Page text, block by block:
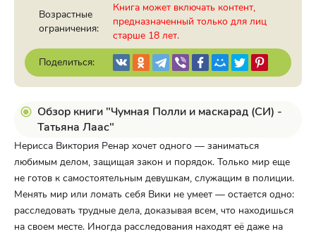
Возрастные
ограничения:
Книга может включать контент,
предназначенный только для лиц
старше 18 лет.
Поделиться:
Обзор книги "Чумная Полли и маскарад (СИ) -
Татьяна Лаас"
Нерисса Виктория Ренар хочет одного — заниматься
любимым делом, защищая закон и порядок. Только мир еще
не готов к самостоятельным девушкам, служащим в полиции.
Менять мир или ломать себя Вики не умеет — остается одно:
расследовать трудные дела, доказывая всем, что находишься
на своем месте. Иногда расследования находят её даже на